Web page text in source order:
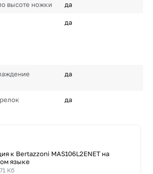
высоте ножки да
да
да
да
к Bertazzoni MAS106L2ENET на
языке
Кб